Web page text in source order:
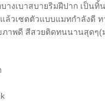
างเบาสบายริมฝีปาก เป็
วเซตตัวแบบแมทกำลังดี ท
ภาพดี สีสวยติดทนนานสุดๆ